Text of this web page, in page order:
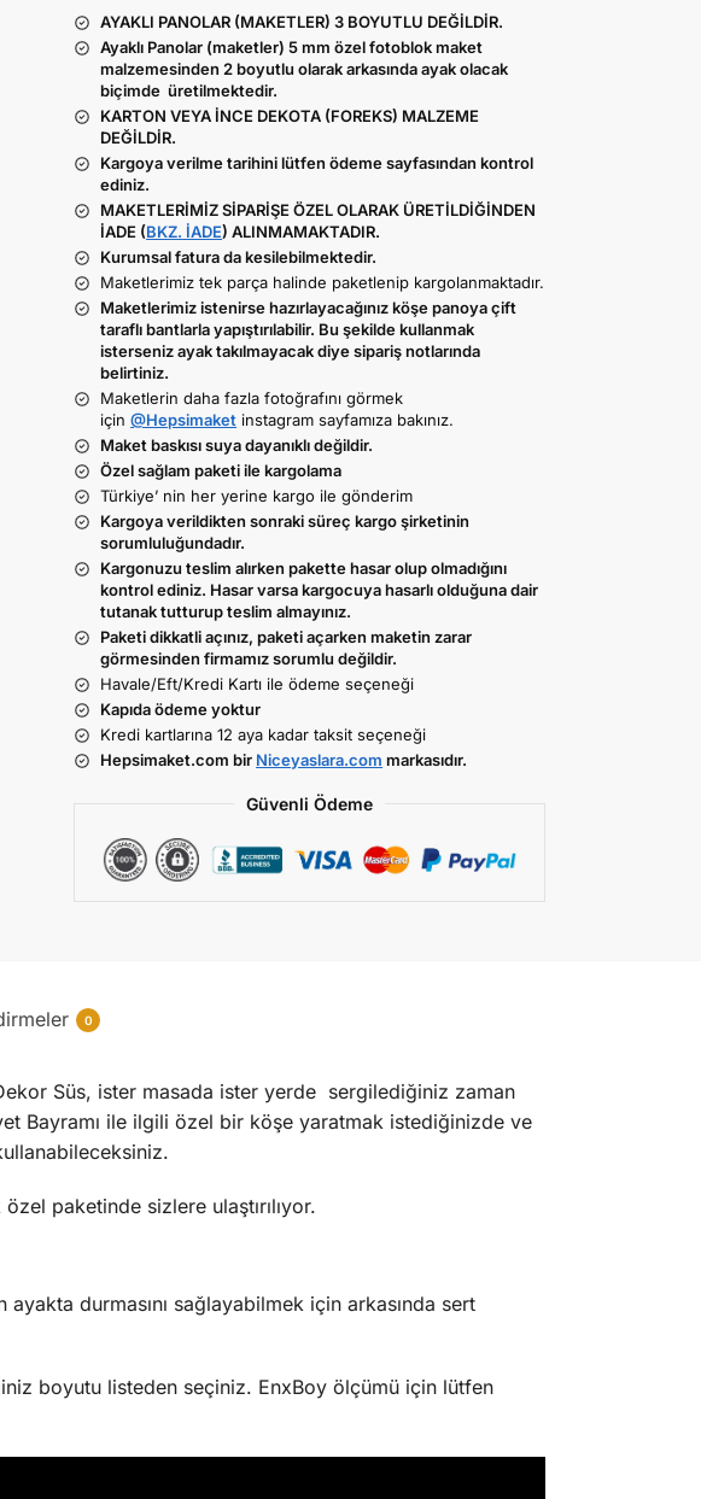
AYAKLI PANOLAR (MAKETLER) 3 BOYUTLU DEĞİLDİR.
Ayaklı Panolar (maketler) 5 mm özel fotoblok maket
malzemesinden 2 boyutlu olarak arkasında ayak olacak
biçimde üretilmektedir.
KARTON VEYA İNCE DEKOTA (FOREKS) MALZEME
DEĞİLDİR.
Kargoya verilme tarihini lütfen ödeme sayfasından kontrol
ediniz.
MAKETLERİMİZ SİPARİŞE ÖZEL OLARAK ÜRETİLDİĞİNDEN
İADE (BKZ. İADE) ALINMAMAKTADIR.
Kurumsal fatura da kesilebilmektedir.
Maketlerimiz tek parça halinde paketlenip kargolanmaktadır.
Maketlerimiz istenirse hazırlayacağınız köşe panoya çift
taraflı bantlarla yapıştırılabilir. Bu şekilde kullanmak
isterseniz ayak takılmayacak diye sipariş notlarında
belirtiniz.
Maketlerin daha fazla fotoğrafını görmek
için@Hepsimaket instagram sayfamıza bakınız.
Maket baskısı suya dayanıklı değildir.
Özel sağlam paketi ile kargolama
Türkiye’ nin her yerine kargo ile gönderim
Kargoya verildikten sonraki süreç kargo şirketinin
sorumluluğundadır.
Kargonuzu teslim alırken pakette hasar olup olmadığını
kontrol ediniz. Hasar varsa kargocuya hasarlı olduğuna dair
tutanak tutturup teslim almayınız.
Paketi dikkatli açınız, paketi açarken maketin zarar
görmesinden firmamız sorumlu değildir.
Havale/Eft/Kredi Kartı ile ödeme seçeneği
Kapıda ödeme yoktur
Kredi kartlarına 12 aya kadar taksit seçeneği
Hepsimaket.com bir Niceyaslara.com markasıdır.
Güvenli Ödeme
0
Süs, ister masada ister yerde sergilediğiniz zaman
Bayramı ile ilgili özel bir köşe yaratmak istediğinizde ve
paketinde sizlere ulaştırılıyor.
durmasını sağlayabilmek için arkasında sert
boyutu listeden seçiniz. EnxBoy ölçümü için lütfen